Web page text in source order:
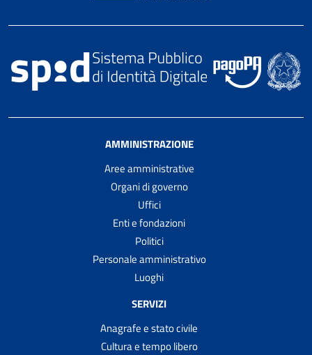
AMMINISTRAZIONE
Aree amministrative
Organi di governo
Uffici
Enti e fondazioni
Politici
Personale amministrativo
Luoghi
SERVIZI
Anagrafe e stato civile
Cultura e tempo libero